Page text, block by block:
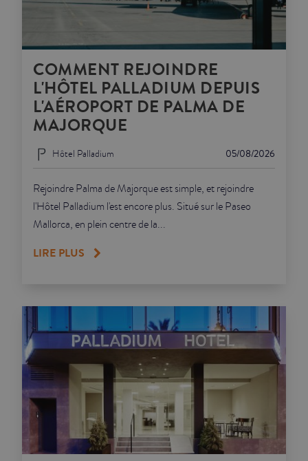
COMMENT REJOINDRE
L'HÔTEL PALLADIUM DEPUIS
L'AÉROPORT DE PALMA DE
MAJORQUE
05/08/2026
Hôtel Palladium
Rejoindre Palma de Majorque est simple, et rejoindre
l'Hôtel Palladium l'est encore plus. Situé sur le Paseo
Mallorca, en plein centre de la...
LIRE PLUS